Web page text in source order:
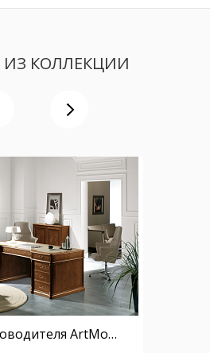
КОЛЛЕКЦИИ
Стол руководителя ArtMoble 180 x 90